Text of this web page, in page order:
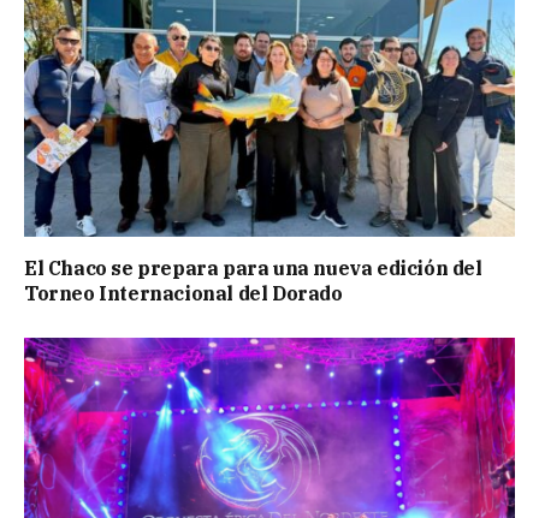
El Chaco se prepara para una nueva edición del
Torneo Internacional del Dorado